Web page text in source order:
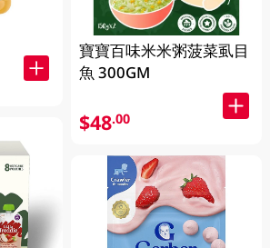
寶寶百味米米粥菠菜虱目
魚 300GM
$48.00